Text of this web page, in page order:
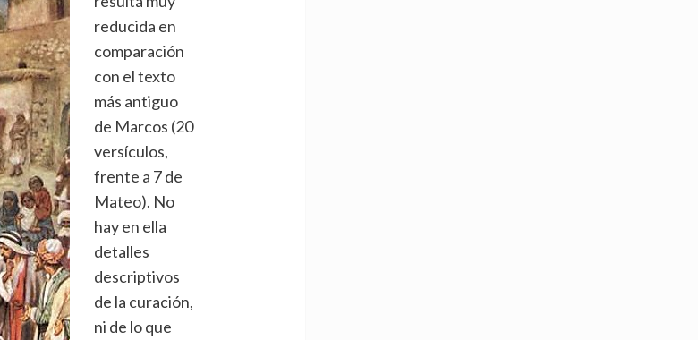
reducida en
comparación
con el texto
más antiguo
de Marcos (20
versículos,
frente a 7 de
Mateo). No
hay en ella
detalles
descriptivos
de la curación,
ni de lo que